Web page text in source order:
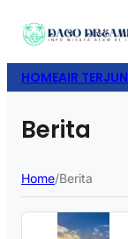
HOMEAIR TERJUN
Berita
Home/Berita